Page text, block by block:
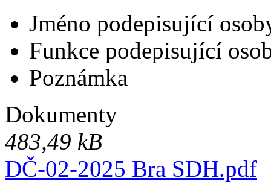
Jméno podepisující
Funkce podepisující
Poznámka
Dokumenty
483,49 kB
DČ-02-2025 Bra SDH.pdf